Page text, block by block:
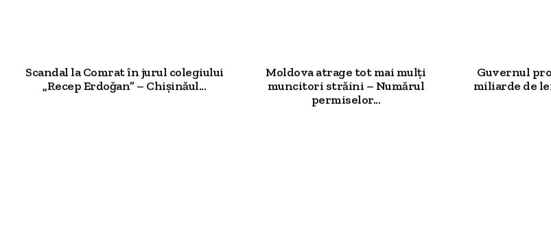
Scandal la Comrat în jurul colegiului
„Recep Erdoğan” – Chișinăul...
Moldova atrage tot mai mulți
muncitori străini – Numărul
permiselor...
Guvernul
miliarde de